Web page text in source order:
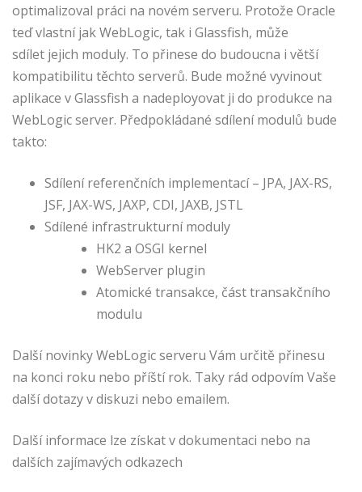
optimalizoval práci na novém serveru. Protože Oracle
teď vlastní jak WebLogic, tak i Glassfish, může
sdílet jejich moduly. To přinese do budoucna i větší
kompatibilitu těchto serverů. Bude možné vyvinout
aplikace v Glassfish a nadeployovat ji do produkce na
WebLogic server. Předpokládané sdílení modulů bude
takto:
Sdílení referenčních implementací – JPA, JAX-RS,
JSF, JAX-WS, JAXP, CDI, JAXB, JSTL
Sdílené infrastrukturní moduly
HK2 a OSGI kernel
WebServer plugin
Atomické transakce, část transakčního
modulu
Další novinky WebLogic serveru Vám určitě přinesu
na konci roku nebo příští rok. Taky rád odpovím Vaše
další dotazy v diskuzi nebo emailem.
Další informace lze získat v dokumentaci nebo na
dalších zajímavých odkazech